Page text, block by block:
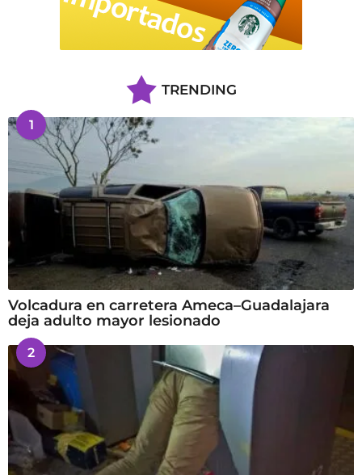
TRENDING
1
Volcadura en carretera Ameca–Guadalajara
deja adulto mayor lesionado
2